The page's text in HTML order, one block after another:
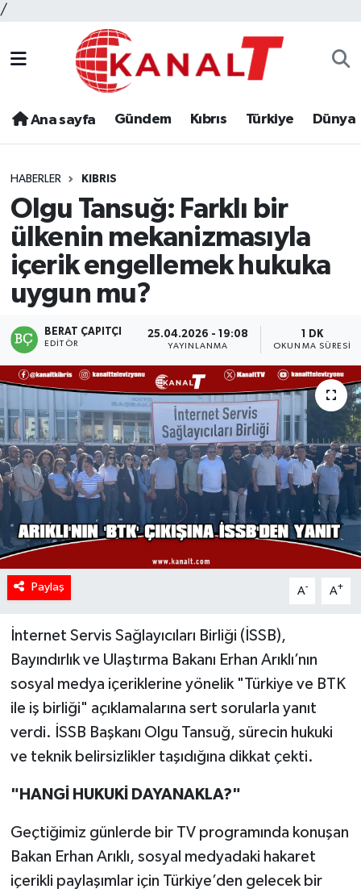
/
Ana sayfa Gündem Kıbrıs Türkiye Dünya
HABERLER KIBRIS
Olgu Tansuğ: Farklı bir
ülkenin mekanizmasıyla
içerik engellemek hukuka
uygun mu?
BERAT ÇAPITÇI
EDITÖR
25.04.2026 - 19:08
YAYINLANMA
1 DK
OKUNMA SÜRESI
Paylaş A- A+
İnternet Servis Sağlayıcıları Birliği (İSSB),
Bayındırlık ve Ulaştırma Bakanı Erhan Arıklı’nın
sosyal medya içeriklerine yönelik "Türkiye ve BTK
ile iş birliği" açıklamalarına sert sorularla yanıt
verdi. İSSB Başkanı Olgu Tansuğ, sürecin hukuki
ve teknik belirsizlikler taşıdığına dikkat çekti.
"HANGİ HUKUKİ DAYANAKLA?"
Geçtiğimiz günlerde bir TV programında konuşan
Bakan Erhan Arıklı, sosyal medyadaki hakaret
içerikli paylaşımlar için Türkiye’den gelecek bir